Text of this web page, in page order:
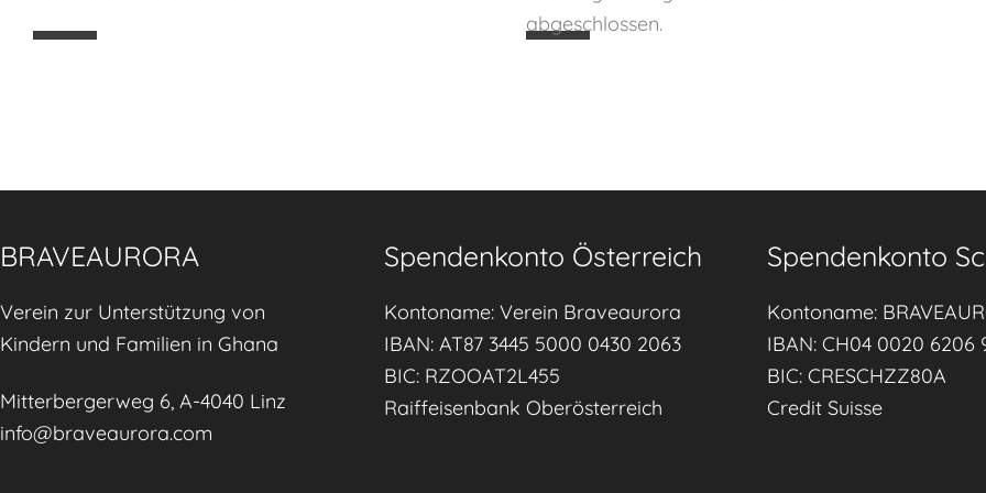
t
r
e
n
,
K
c
b
r
u
f
abgeschlossen.
BRAVEAURORA
Verein zur Unterstützung von
Kindern und Familien in Ghana
Mitterbergerweg 6, A-4040 Linz
info@braveaurora.com
Spendenkonto Österreich
Kontoname: Verein Braveaurora
IBAN: AT87 3445 5000 0430 2063
BIC: RZOOAT2L455
Raiffeisenbank Oberösterreich
Spendenkonto
Kontoname:
IBAN: CH04 0020 6206
BIC: CRESCHZZ80A
Credit Suisse